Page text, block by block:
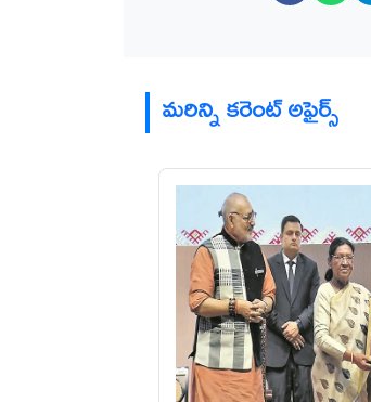
మరిన్ని కరెంట్ అఫైర్స్